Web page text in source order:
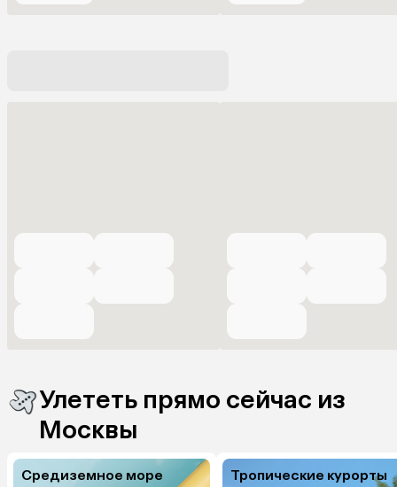
Улететь прямо сейчас из
Москвы
Средиземное море Тропические курорты